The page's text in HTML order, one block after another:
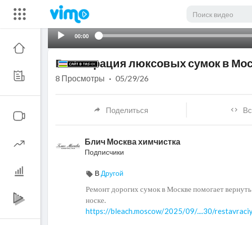
00:00
Реставрация люксовых сумок в
8 Просмотры · 05/29/26
Поделиться
Блич Москва химчистка
Подписчики
В Другой
⁣Ремонт дорогих сумок в Москве помогает
носке.
https://bleach.moscow/2025/09/....30/